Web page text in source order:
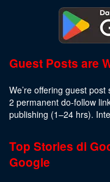
Guest Posts are
We’re offering guest
2 permanent do-follow
publishing (1–24 hrs).
Top Stories di
Google